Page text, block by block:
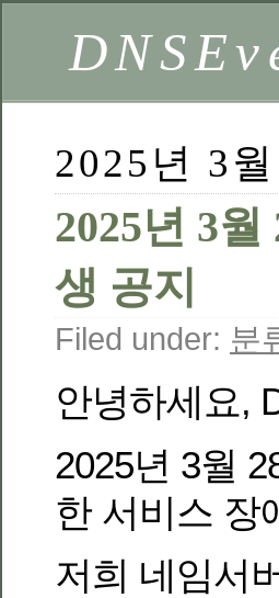
2025년 3
2025년 3
생 공지
Filed under: 분
안녕하세요,
2025년 3월
한 서비스 장
저희 네임서